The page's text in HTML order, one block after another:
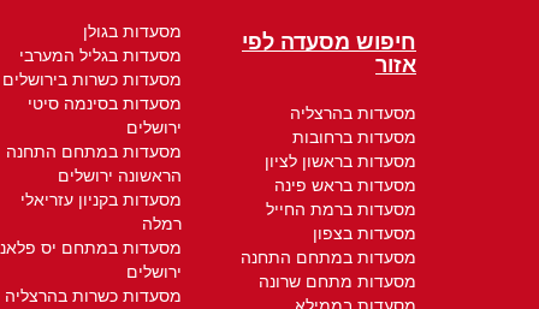
חיפוש מסעדה לפי
אזור
מסעדות בהרצליה
מסעדות ברחובות
מסעדות בראשון לציון
מסעדות בראש פינה
מסעדות ברמת החייל
מסעדות בצפון
מסעדות במתחם התחנה
מסעדות מתחם שרונה
מסעדות בממילא
מסעדות בגולן
מסעדות בגליל המערבי
מסעדות כשרות בירושלים
מסעדות בסינמה סיטי
ירושלים
מסעדות במתחם התחנה
הראשונה ירושלים
מסעדות בקניון עזריאלי
רמלה
מסעדות במתחם יס
ירושלים
מסעדות כשרות בהרצליה